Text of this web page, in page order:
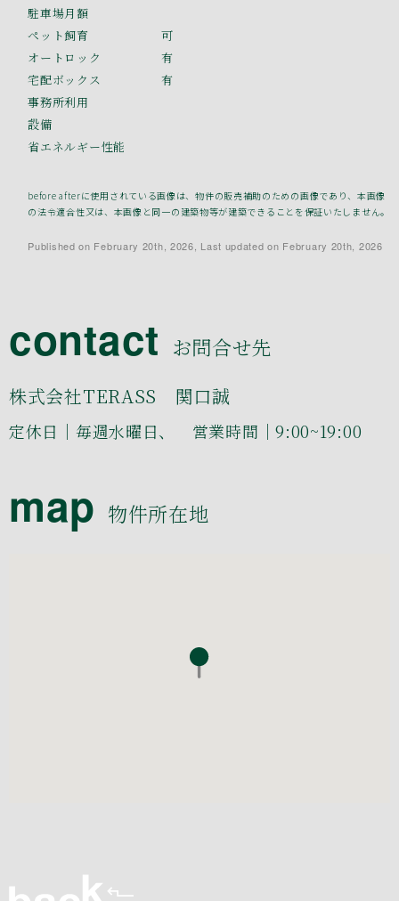
駐車場月額
ペット飼育
可
オートロック
有
宅配ボックス
有
事務所利用
設備
省エネルギー性能
before afterに使用されている画像は、物件の販売補助のための画像であり、本画像
の法令適合性又は、本画像と同一の建築物等が建築できることを保証いたしません。
Published on February 20th, 2026, Last updated on February 20th, 2026
contact お問合せ先
株式会社TERASS 関口誠
定休日｜毎週水曜日、 営業時間｜9:00~19:00
map 物件所在地